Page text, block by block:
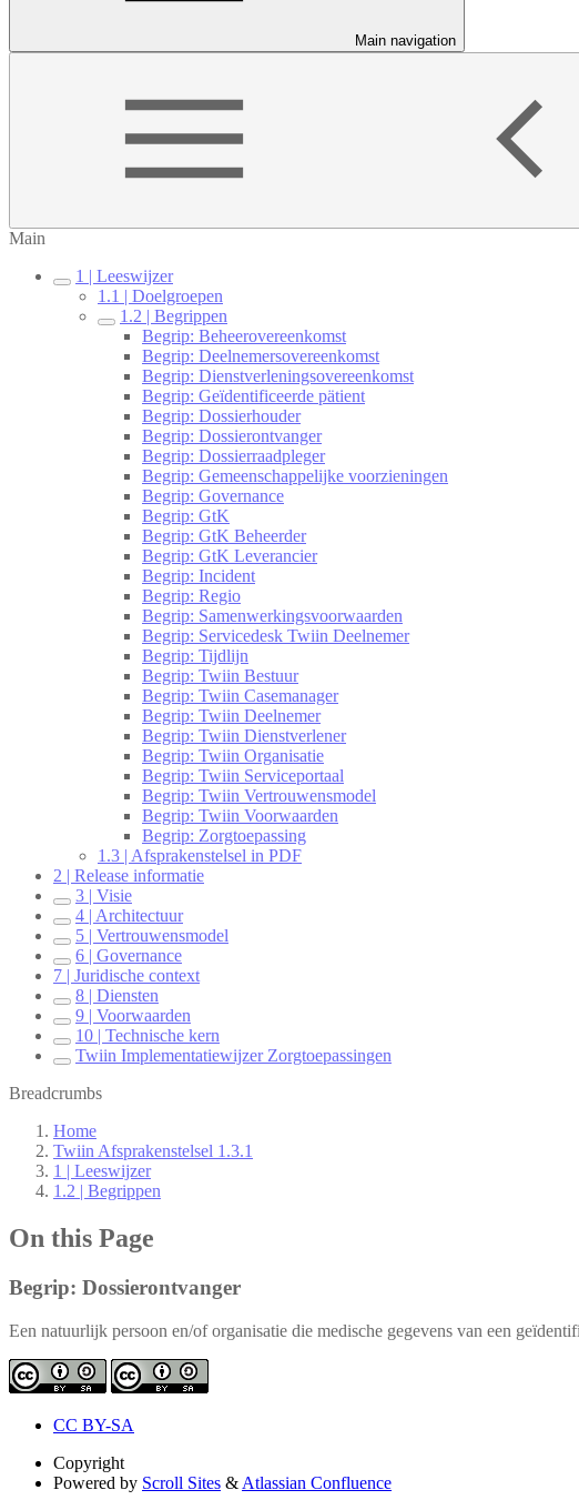
Main navigation
Main
1 | Leeswijzer
1.1 | Doelgroepen
1.2 | Begrippen
Begrip: Beheerovereenkomst
Begrip: Deelnemersovereenkomst
Begrip: Dienstverleningsovereenkomst
Begrip: Geïdentificeerde pätient
Begrip: Dossierhouder
Begrip: Dossierontvanger
Begrip: Dossierraadpleger
Begrip: Gemeenschappelijke voorzieningen
Begrip: Governance
Begrip: GtK
Begrip: GtK Beheerder
Begrip: GtK Leverancier
Begrip: Incident
Begrip: Regio
Begrip: Samenwerkingsvoorwaarden
Begrip: Servicedesk Twiin Deelnemer
Begrip: Tijdlijn
Begrip: Twiin Bestuur
Begrip: Twiin Casemanager
Begrip: Twiin Deelnemer
Begrip: Twiin Dienstverlener
Begrip: Twiin Organisatie
Begrip: Twiin Serviceportaal
Begrip: Twiin Vertrouwensmodel
Begrip: Twiin Voorwaarden
Begrip: Zorgtoepassing
1.3 | Afsprakenstelsel in PDF
2 | Release informatie
3 | Visie
4 | Architectuur
5 | Vertrouwensmodel
6 | Governance
7 | Juridische context
8 | Diensten
9 | Voorwaarden
10 | Technische kern
Twiin Implementatiewijzer Zorgtoepassingen
Breadcrumbs
Home
Twiin Afsprakenstelsel 1.3.1
1 | Leeswijzer
1.2 | Begrippen
On this Page
Begrip: Dossierontvanger
Een natuurlijk persoon en/of organisatie die medische gegevens van een
CC BY-SA
Copyright
Powered by Scroll Sites & Atlassian Confluence